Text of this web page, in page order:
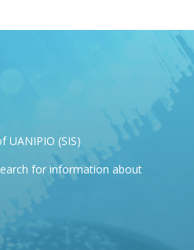
UANIPIO (SIS)
for information about